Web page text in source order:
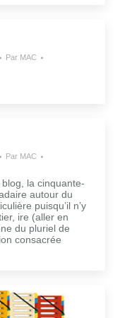
Par MAC
Par MAC
la cinquante-
autour du
puisqu’il n’y
ire (aller en
du pluriel de
consacrée